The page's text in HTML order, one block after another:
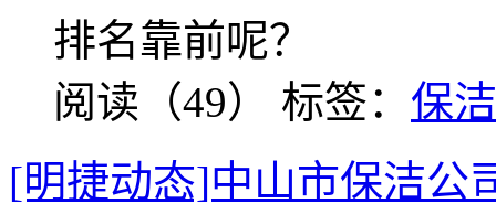
排名靠前呢？
阅读（49） 标签： 保
[明捷动态]中山市保洁公